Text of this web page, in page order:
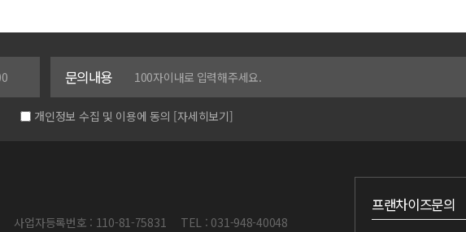
문의내용
개인정보 수집 및 이용에 동의 [자세히보기]
사업자등록번호 : 110-81-75831 TEL : 031-948-40048
프랜차이즈문의